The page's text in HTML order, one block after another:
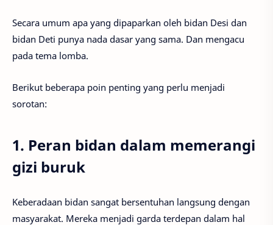
Secara umum apa yang dipaparkan oleh bidan Desi dan
bidan Deti punya nada dasar yang sama. Dan mengacu
pada tema lomba.
Berikut beberapa poin penting yang perlu menjadi
sorotan:
1. Peran bidan dalam memerangi
gizi buruk
Keberadaan bidan sangat bersentuhan langsung dengan
masyarakat. Mereka menjadi garda terdepan dalam hal